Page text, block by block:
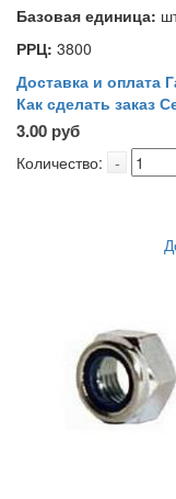
Базовая единица:
РРЦ: 3800
Доставка и оплата
Как сделать заказ
3.00 руб
Количество: -